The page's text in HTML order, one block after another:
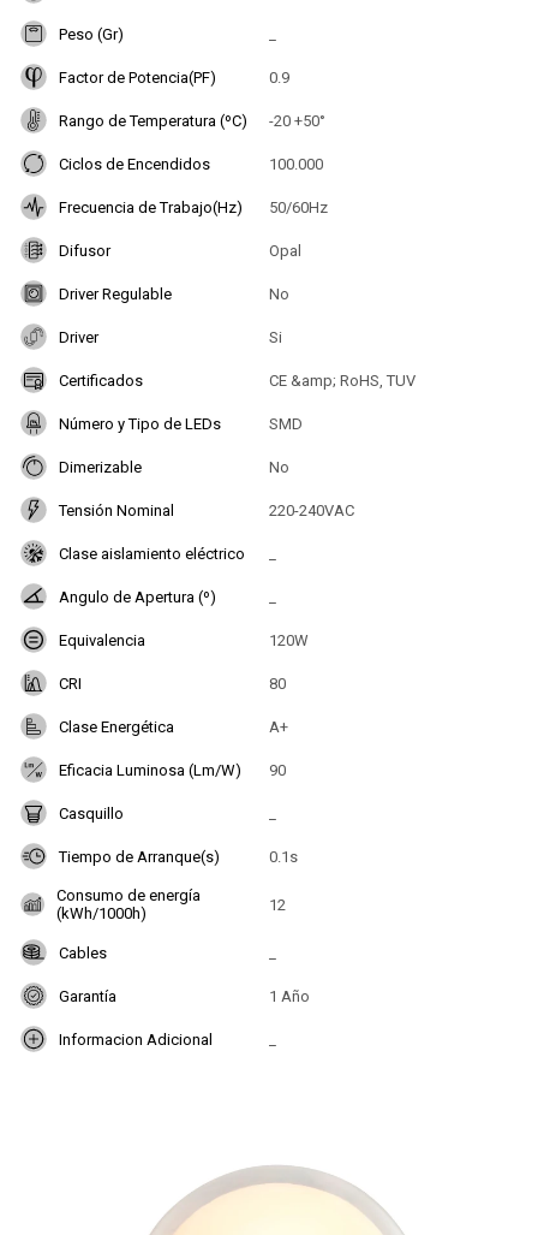
Peso (Gr)
Factor de Potencia(PF) 0.9
Rango de Temperatura (ºC) -20 +50°
Ciclos de Encendidos 100.000
Frecuencia de Trabajo(Hz) 50/60Hz
Difusor Opal
Driver Regulable No
Driver Si
Certificados CE &amp; RoHS, TUV
Número y Tipo de LEDs SMD
Dimerizable No
Tensión Nominal 220-240VAC
Clase aislamiento eléctrico
Angulo de Apertura (º)
Equivalencia 120W
CRI 80
Clase Energética A+
Eficacia Luminosa (Lm/W) 90
Casquillo
Tiempo de Arranque(s) 0.1s
Consumo de energía
(kWh/1000h)
12
Cables
Garantía 1 Año
Informacion Adicional